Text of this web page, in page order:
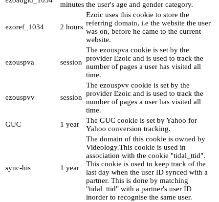
minutes the user's age and gender category.
ezoref_1034 2 hours
Ezoic uses this cookie to store the
referring domain, i.e the website the user
was on, before he came to the current
website.
ezouspva session
The ezouspva cookie is set by the
provider Ezoic and is used to track the
number of pages a user has visited all
time.
ezouspvv session
The ezouspvv cookie is set by the
provider Ezoic and is used to track the
number of pages a user has visited all
time.
GUC
1 year
The GUC cookie is set by Yahoo for
Yahoo conversion tracking.
sync-his 1 year
The domain of this cookie is owned by
Videology.This cookie is used in
association with the cookie "tidal_ttid".
This cookie is used to keep track of the
last day when the user ID synced with a
partner. This is done by matching
"tidal_ttid" with a partner's user ID
inorder to recognise the same user.